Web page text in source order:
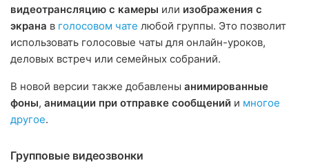
видеотранcляцию с камеры или изображения с
экрана в голосовом чате любой группы. Это позволит
использовать голосовые чаты для онлайн-уроков,
деловых встреч или семейных собраний.
В новой версии также добавлены анимированные
фоны, анимации при отправке сообщений и многое
другое.
Групповые видеозвонки